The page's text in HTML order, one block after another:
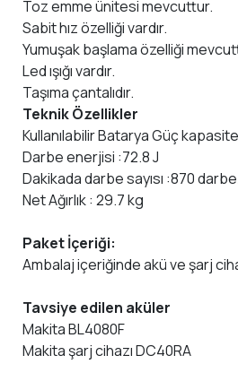
Toz emme ünitesi mevcuttur.
Sabit hız özelliği vardır.
Yumuşak başlama özelliği
Led ışığı vardır.
Taşıma çantalıdır.
Teknik Özellikler
Kullanılabilir Batarya Güç
Darbe enerjisi :72.8 J
Dakikada darbe sayısı :870
Net Ağırlık : 29.7 kg
Paket İçeriği:
Ambalaj içeriğinde akü ve şarj
Tavsiye edilen aküler
Makita BL4080F
Makita şarj cihazı DC40RA